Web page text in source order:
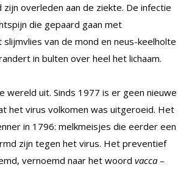
overleden aan de ziekte. De infectie
die gepaard gaan met
van de mond en neus-keelholte
in bulten over heel het lichaam.
wereld uit. Sinds 1977 is er geen nieuwe
het virus volkomen was uitgeroeid. Het
in 1796: melkmeisjes die eerder een
zijn tegen het virus. Het preventief
vernoemd naar het woord vacca –